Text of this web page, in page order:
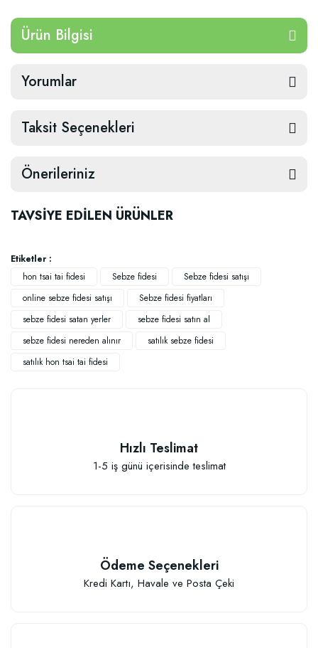
Ürün Bilgisi
Yorumlar
Taksit Seçenekleri
Önerileriniz
TAVSİYE EDİLEN ÜRÜNLER
TÜKENDI
23,80 TL
Etiketler :
hon tsai tai fidesi
Sebze fidesi
Sebze fidesi satışı
online sebze fidesi satışı
Sebze fidesi fiyatları
sebze fidesi satan yerler
sebze fidesi satın al
sebze fidesi nereden alınır
satılık sebze fidesi
satılık hon tsai tai fidesi
Hızlı Teslimat
1-5 iş günü içerisinde teslimat
Ödeme Seçenekleri
Kredi Kartı, Havale ve Posta Çeki